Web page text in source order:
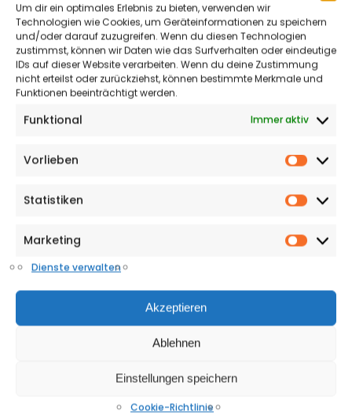
Um dir ein optimales Erlebnis zu bieten, verwenden wir
Technologien wie Cookies, um Geräteinformationen zu speichern
und/oder darauf zuzugreifen. Wenn du diesen Technologien
zustimmst, können wir Daten wie das Surfverhalten oder eindeutige
IDs auf dieser Website verarbeiten. Wenn du deine Zustimmung
nicht erteilst oder zurückziehst, können bestimmte Merkmale und
Funktionen beeinträchtigt werden.
Funktional Immer aktiv
Vorlieben
Statistiken
Marketing
Dienste verwalten
Akzeptieren
Ablehnen
Einstellungen speichern
Cookie-Richtlinie
SCHLAGZEILEN
3. AUGUST 2026
3. AUGUST 2026